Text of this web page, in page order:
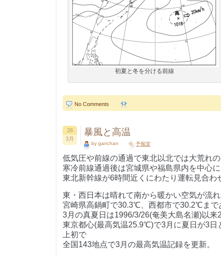
初夏と冬を分ける前線
No Comments
26
3月
暴風と高温
by ganchan 予報室
低気圧や前線の通過で東北以北では大荒れ
寒冷前線通過後は宮城県や福島県内を中心
東北新幹線が6時間近くにわたり運転見合わ
東・西日本は晴れて南から暖かい空気が流
宮崎県高鍋町で30.3℃、西都市で30.2℃まで
3月の真夏日は1996/3/26(奄美大島名瀬)以来
東京都心(最高気温25.9℃)で3月に夏日が3日
上初で
全国143地点で3月の最高気温記録を更新。